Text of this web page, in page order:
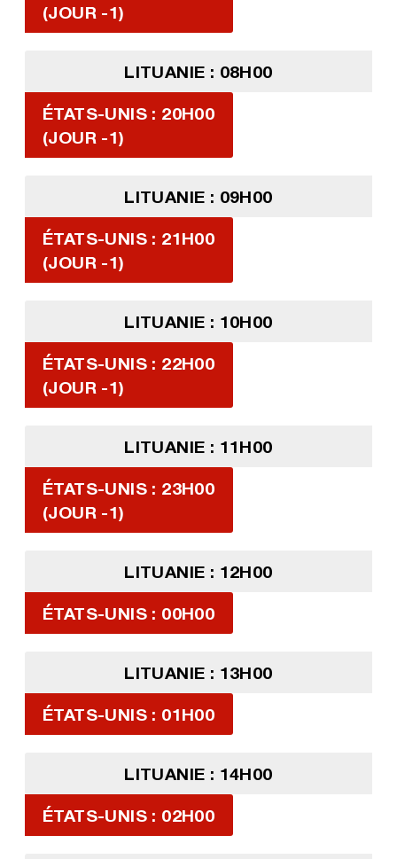
(JOUR -1)
LITUANIE : 08H00
ÉTATS-UNIS : 20H00
(JOUR -1)
LITUANIE : 09H00
ÉTATS-UNIS : 21H00
(JOUR -1)
LITUANIE : 10H00
ÉTATS-UNIS : 22H00
(JOUR -1)
LITUANIE : 11H00
ÉTATS-UNIS : 23H00
(JOUR -1)
LITUANIE : 12H00
ÉTATS-UNIS : 00H00
LITUANIE : 13H00
ÉTATS-UNIS : 01H00
LITUANIE : 14H00
ÉTATS-UNIS : 02H00